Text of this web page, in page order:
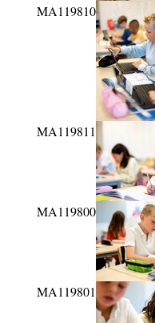
MA119810
MA119811
MA119800
MA119801